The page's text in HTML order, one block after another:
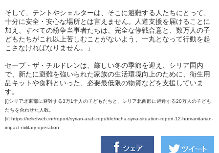
そして、テントやシェルターは、そこに避難する人たちにとって、
十分に安全・安心な場所とは言えません。人道支援を届けることに
加え、すべての紛争当事者たちは、完全な停戦合意と、数万人の子
どもたちがこれ以上苦しむことがないよう、一丸となって行動を起
こさなければなりません。」
セーブ・ザ・チルドレンは、厳しい冬の季節を迎え、シリア国内
で、新たに避難を強いられた家族の生活環境向上のために、衛生用
品キットや食料といった、必要最低限の物資などを支援していま
す。
[i]シリア北東部に避難する3万1千人の子どもたちと、シリア北西部に避難する20万人の子ども
たちを合わせた人数。
[ii] https://reliefweb.int/report/syrian-arab-republic/ocha-syria-situation-report-12-humanitarian-
impact-military-operation